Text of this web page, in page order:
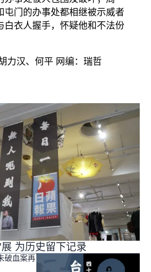
屯门的办事处都相继被示威者
白衣人握手，怀疑他和不法份
力汉、何平 网编：瑞哲
台北“备份苹果”展 为历史留下记录
破血案再